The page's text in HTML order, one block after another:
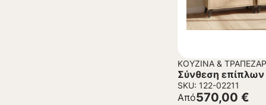
ΚΟΥΖΊΝΑ &
Σύνθεση επίπλων
SKU: 122-02211
570,00 €
Από